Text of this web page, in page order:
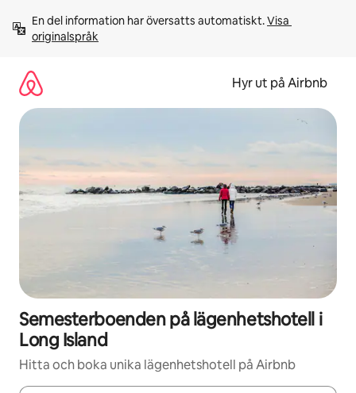
innehåll
En del information har översatts automatiskt. Visa
originalspråk
Hyr ut på Airbnb
Semesterboenden på lägenhetshotell i
Long Island
Hitta och boka unika lägenhetshotell på Airbnb